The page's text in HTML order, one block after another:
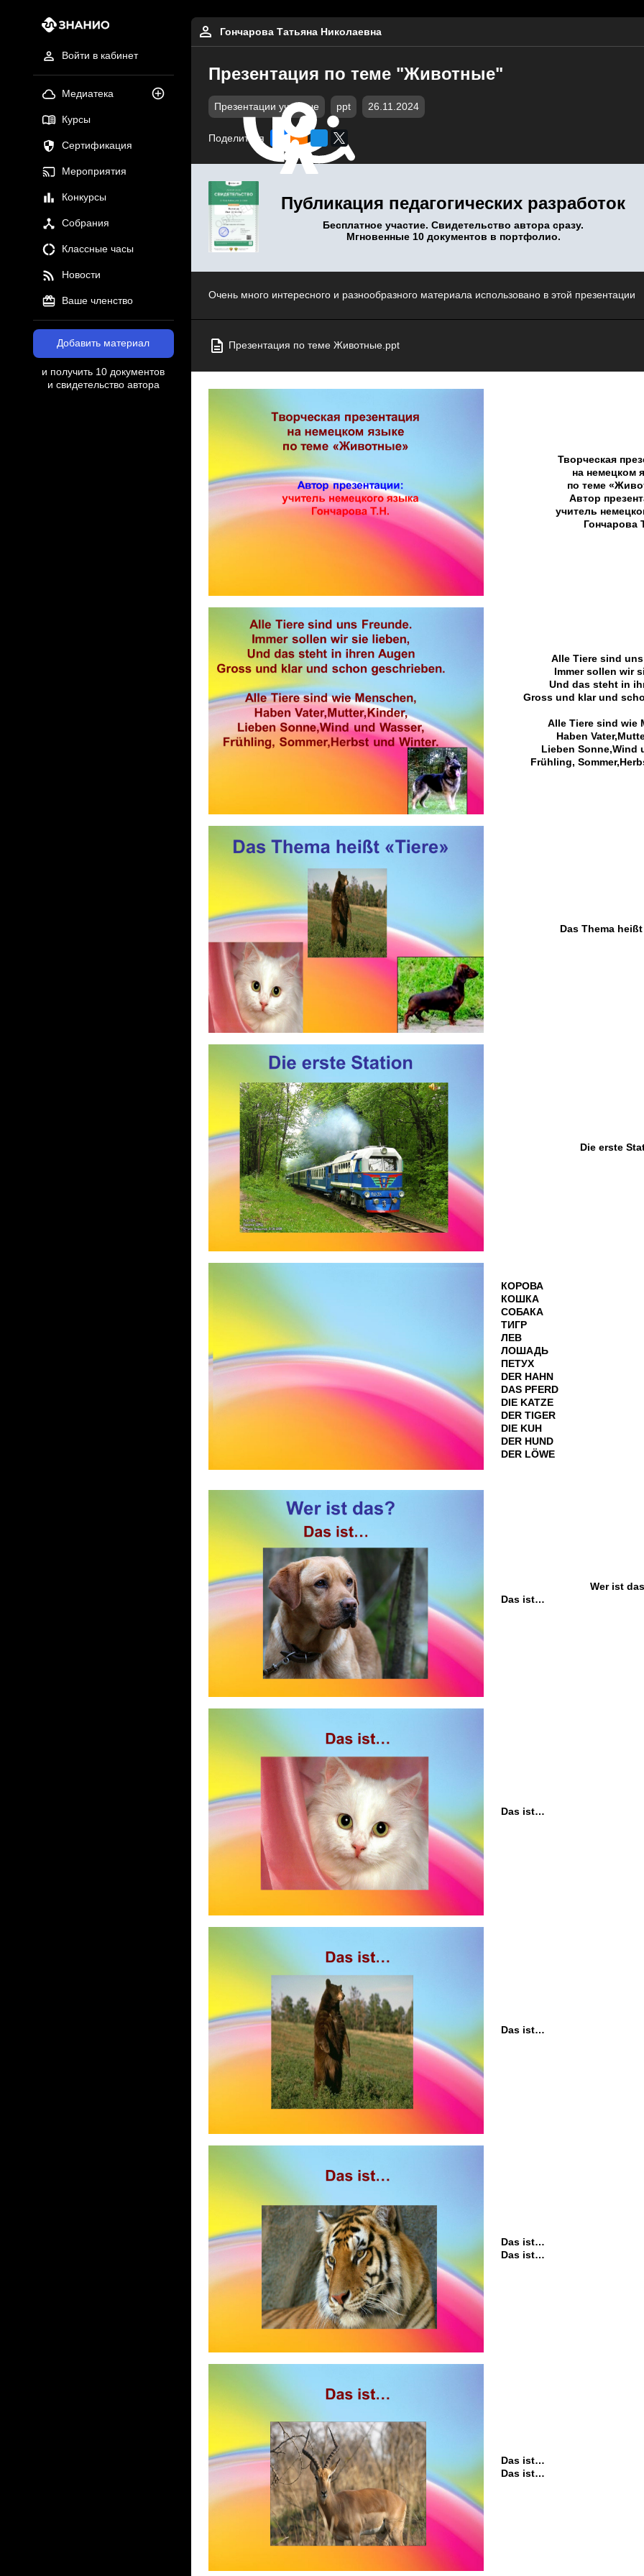
Войти в кабинет
Медиатека
Курсы
Сертификация
Мероприятия
Конкурсы
Собрания
Классные часы
Новости
Ваше членство
Добавить материал
и получить 10 документов
и свидетельство автора
Гончарова Татьяна Николаевна
Презентация по теме "Животные"
Презентации учебные ppt 26.11.2024
Поделиться
Публикация педагогических разработок
Бесплатное участие. Свидетельство автора сразу.
Мгновенные 10 документов в портфолио.
Очень много интересного и разнообразного материала использовано в этой презентации
Презентация по теме Животные.ppt
Творческая
на немецком
по теме
Автор
учитель
Гончарова
Alle Tiere sind
Immer sollen wir
Und das steht in
Gross und klar und
Alle Tiere sind wie
Haben
Lieben Sonne,Wind
Frühling,
Das Thema
Die erste
КОРОВА
КОШКА
СОБАКА
ТИГР
ЛЕВ
ЛОШАДЬ
ПЕТУХ
DER HAHN
DAS PFERD
DIE KATZE
DER TIGER
DIE KUH
DER HUND
DER LÖWE
Wer ist
Das ist…
Das ist…
Das ist…
Das ist…
Das ist…
Das ist…
Das ist…